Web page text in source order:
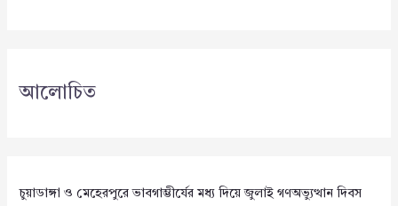
আলোচিত
চুয়াডাঙ্গা ও মেহেরপুরে ভাবগাম্ভীর্যের মধ্য দিয়ে জুলাই গণঅভ্যুত্থান দিবস